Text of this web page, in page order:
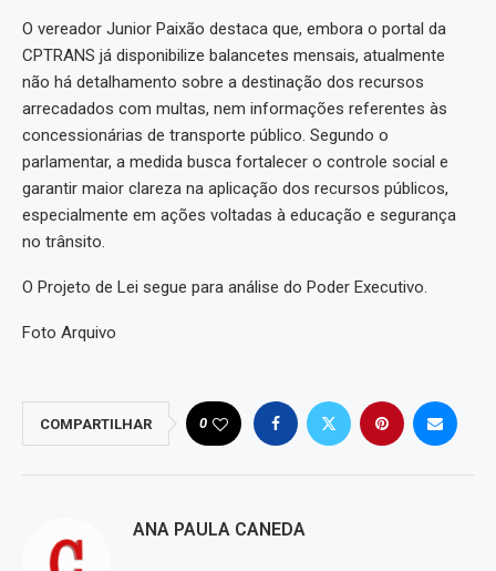
O vereador Junior Paixão destaca que, embora o portal da
CPTRANS já disponibilize balancetes mensais, atualmente
não há detalhamento sobre a destinação dos recursos
arrecadados com multas, nem informações referentes às
concessionárias de transporte público. Segundo o
parlamentar, a medida busca fortalecer o controle social e
garantir maior clareza na aplicação dos recursos públicos,
especialmente em ações voltadas à educação e segurança
no trânsito.
O Projeto de Lei segue para análise do Poder Executivo.
Foto Arquivo
COMPARTILHAR 0
ANA PAULA CANEDA